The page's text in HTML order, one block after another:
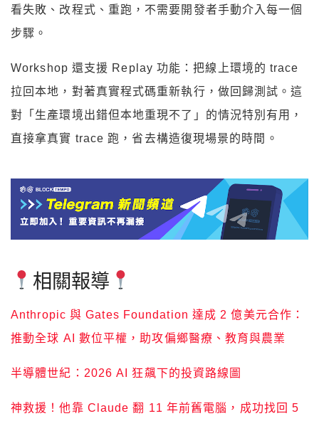
看失敗、改程式、重跑，不需要開發者手動介入每一個
步驟。
Workshop 還支援 Replay 功能：把線上環境的 trace
拉回本地，對著真實程式碼重新執行，做回歸測試。這
對「生產環境出錯但本地重現不了」的情況特別有用，
直接拿真實 trace 跑，省去構造復現場景的時間。
相關報導
Anthropic 與 Gates Foundation 達成 2 億美元合作：
推動全球 AI 數位平權，助攻偏鄉醫療、教育與農業
半導體世紀：2026 AI 狂飆下的投資路線圖
神救援！他靠 Claude 翻 11 年前舊電腦，成功找回 5